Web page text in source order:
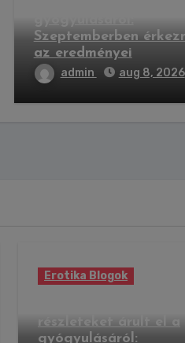
Szeptemberben
az eredményei
admin aug 8, 2026
Erotika Blogok
részleteket árult el a
gyógyulásáról: